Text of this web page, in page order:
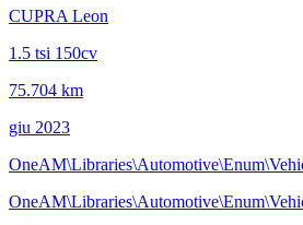
CUPRA Leon
1.5 tsi 150cv
75.704 km
giu 2023